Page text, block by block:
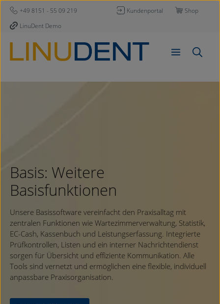
Zum Hauptinhalt springen
+49 8151 - 55 09 219 Kundenportal
Shop
LinuDent Demo
Basis: Weitere
Basisfunktionen
Unsere Basissoftware vereinfacht den Praxisalltag mit
zentralen Funktionen wie Wartezimmerverwaltung, Statistik,
EC-Cash, Kassenbuch und Leistungserfassung. Integrierte
Prüfkontrollen, Listen und ein interner Nachrichtendienst
sorgen für Übersicht und effiziente Kommunikation. Alle
Tools sind vernetzt und ermöglichen eine flexible, individuell
anpassbare Praxisorganisation.